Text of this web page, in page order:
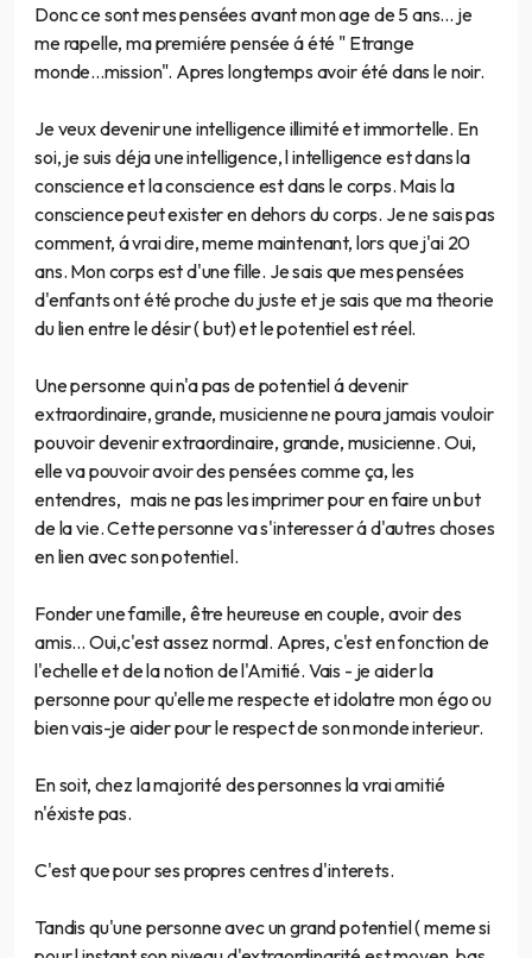
Donc ce sont mes pensées avant mon age de 5 ans... je
me rapelle, ma premiére pensée á été " Etrange
monde...mission". Apres longtemps avoir été dans le noir.
Je veux devenir une intelligence illimité et immortelle. En
soi, je suis déja une intelligence, l intelligence est dans la
conscience et la conscience est dans le corps. Mais la
conscience peut exister en dehors du corps. Je ne sais pas
comment, á vrai dire, meme maintenant, lors que j'ai 20
ans. Mon corps est d'une fille. Je sais que mes pensées
d'enfants ont été proche du juste et je sais que ma theorie
du lien entre le désir ( but) et le potentiel est réel.
Une personne qui n'a pas de potentiel á devenir
extraordinaire, grande, musicienne ne poura jamais vouloir
pouvoir devenir extraordinaire, grande, musicienne. Oui,
elle va pouvoir avoir des pensées comme ça, les
entendres, mais ne pas les imprimer pour en faire un but
de la vie. Cette personne va s'interesser á d'autres choses
en lien avec son potentiel.
Fonder une famille, être heureuse en couple, avoir des
amis... Oui,c'est assez normal. Apres, c'est en fonction de
l'echelle et de la notion de l'Amitié. Vais - je aider la
personne pour qu'elle me respecte et idolatre mon égo ou
bien vais-je aider pour le respect de son monde interieur.
En soit, chez la majorité des personnes la vrai amitié
n'éxiste pas.
C'est que pour ses propres centres d'interets.
Tandis qu'une personne avec un grand potentiel ( meme si